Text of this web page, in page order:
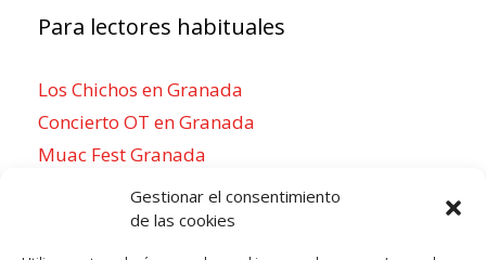
Gestionar el consentimiento
de las cookies
Para lectores habituales
Los Chichos en Granada
Concierto OT en Granada
Muac Fest Granada
Concierto de Saiko en Granada